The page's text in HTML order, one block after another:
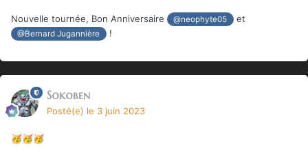
Nouvelle tournée, Bon Anniversaire @neophyte05 et
@Bernard Jugannière !
Sokoben
Posté(e) le 3 juin 2023
🥳 🥳 🥳